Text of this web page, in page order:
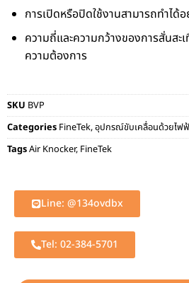
การเปิดหรือปิดใช้งานสามารถทำได้อ
ความถี่และความกว้างของการสั่นสะ
ความต้องการ
SKU BVP
Categories FineTek,อุปกรณ์ขับเคลื่อนด้วยไฟ
TagsAir Knocker, FineTek
Line: @134ovdbx
Tel: 02-384-5701